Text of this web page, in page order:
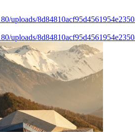
uploads/
uploads/